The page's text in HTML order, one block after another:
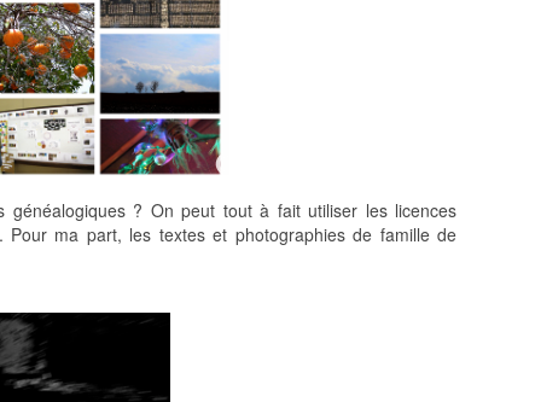
? On peut tout à fait utiliser les licences
ma part, les textes et photographies de famille de